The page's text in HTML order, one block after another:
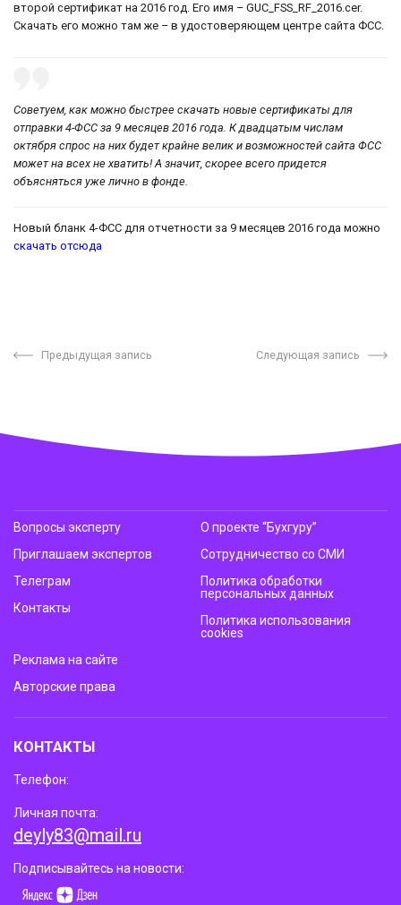
второй сертификат на 2016 год. Его имя – GUC_FSS_RF_2016.cer.
Скачать его можно там же – в удостоверяющем центре сайта ФСС.
Советуем, как можно быстрее скачать новые сертификаты для
отправки 4-ФСС за 9 месяцев 2016 года. К двадцатым числам
октября спрос на них будет крайне велик и возможностей сайта ФСС
может на всех не хватить! А значит, скорее всего придется
объясняться уже лично в фонде.
Новый бланк 4-ФСС для отчетности за 9 месяцев 2016 года можно
скачать отсюда
Предыдущая запись Следующая запись
Вопросы эксперту
Приглашаем экспертов
Телеграм
Контакты
О проекте “Бухгуру”
Сотрудничество со СМИ
Политика обработки
персональных данных
Политика использования
cookies
Реклама на сайте
Авторские права
КОНТАКТЫ
Телефон:
Личная почта:
deyly83@mail.ru
Подписывайтесь на новости: